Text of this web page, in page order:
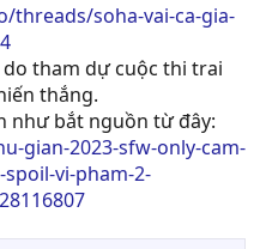
threads/soha-vai-ca-gia-
tham dự cuộc thi trai
thắng.
như bắt nguồn từ đây:
gian-2023-sfw-only-cam-
vi-pham-2-